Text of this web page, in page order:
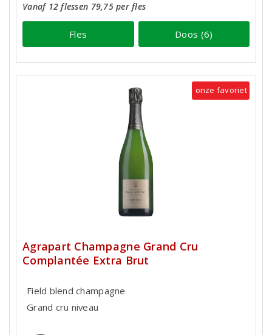
Vanaf 12 flessen 79,75 per fles
Fles Doos (6)
onze favoriet
Agrapart Champagne Grand Cru
Complantée Extra Brut
Field blend champagne
Grand cru niveau